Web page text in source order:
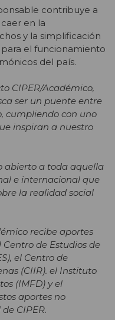
contribuye a
en la
y la simplificación
el funcionamiento
del país.
CIPER/Académico,
ser un puente entre
cumpliendo con uno
inspiran a nuestro
abierto a toda aquella
e internacional que
la realidad social
recibe aportes
de Estudios de
el Centro de
(CIIR). el Instituto
(IMFD) y el
aportes no
CIPER.